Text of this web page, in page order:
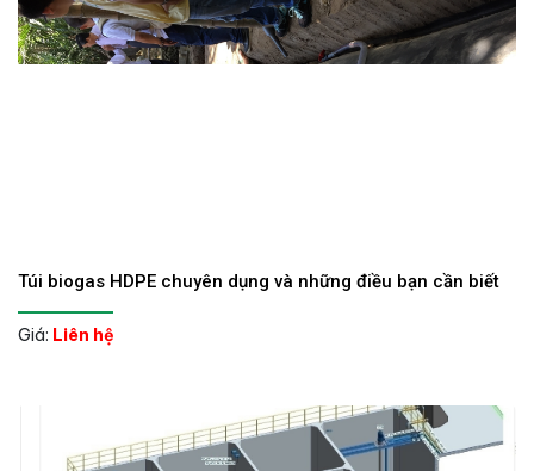
Túi biogas HDPE chuyên dụng và những điều bạn cần biết
Giá: Liên hệ